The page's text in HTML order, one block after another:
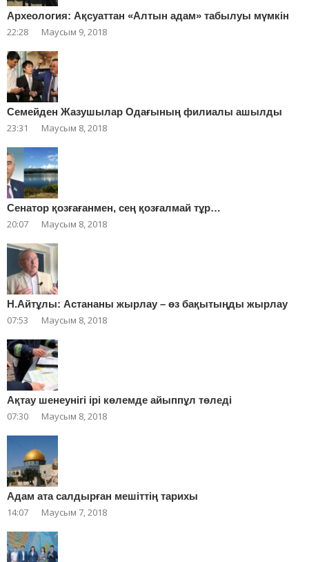
Археология: Ақсуаттан «Алтын адам» табылуы мүмкін
22:28 Маусым 9, 2018
Cемейден Жазушылар Одағының филиалы ашылды
23:31 Маусым 8, 2018
Сенатор қозғағанмен, сең қозғалмай тұр…
20:07 Маусым 8, 2018
Н.Айтұлы: Астананы жырлау – өз бақытыңды жырлау
07:53 Маусым 8, 2018
Ақтау шенеунігі ірі көлемде айыппұл төледі
07:30 Маусым 8, 2018
Адам ата салдырған мешіттің тарихы
14:07 Маусым 7, 2018